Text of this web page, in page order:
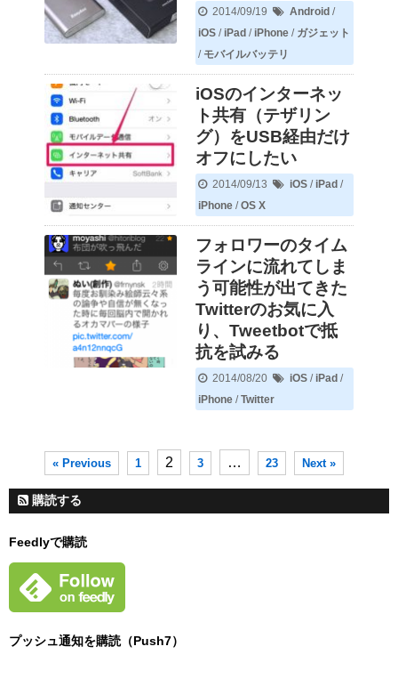
2014/09/19 Android /
iOS / iPad / iPhone / ガジェット
/ モバイルバッテリ
iOSのインターネッ
ト共有（テザリン
グ）をUSB経由だけ
オフにしたい
2014/09/13 iOS / iPad /
iPhone /OS X
フォロワーのタイム
ラインに流れてしま
う可能性が出てきた
Twitterのお気に入
り、Tweetbotで抵
抗を試みる
2014/08/20 iOS / iPad /
iPhone /Twitter
« Previous 1 2 3 … 23 Next »
購読する
Feedlyで購読
プッシュ通知を購読（Push7）